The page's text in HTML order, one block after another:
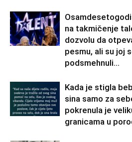
na takmičenje
dozvolu da
pesmu, ali su joj
podsmehnuli...
Kada je stigla
sina samo za
pokrenula je
granicama u